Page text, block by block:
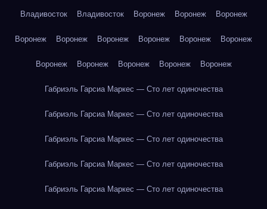
Владивосток Владивосток Воронеж Воронеж Воронеж
Воронеж Воронеж Воронеж Воронеж Воронеж Воронеж
Воронеж Воронеж Воронеж Воронеж Воронеж
Габриэль Гарсиа Маркес — Сто лет одиночества
Габриэль Гарсиа Маркес — Сто лет одиночества
Габриэль Гарсиа Маркес — Сто лет одиночества
Габриэль Гарсиа Маркес — Сто лет одиночества
Габриэль Гарсиа Маркес — Сто лет одиночества